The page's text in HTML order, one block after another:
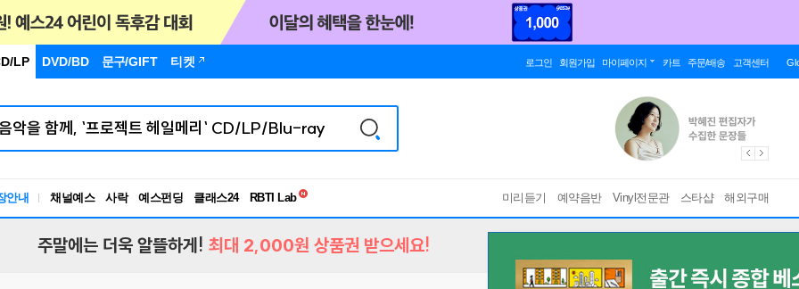
LP DVD/BD 문구/GIFT 티켓 로그인 회원가입 마이페이지 카트 주문/배송 고객센터
안내 채널예스 사락 예스펀딩 클래스24
독서유형검사
미리듣기 예약음반 Vinyl전문관 스타샵 해외구매
주말에는 더욱 알뜰하게! 최대 2,000원 상품권 받으세요!